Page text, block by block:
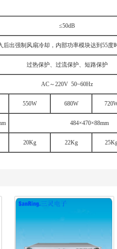
≤50dB
后出强制风扇冷却，内部功率模块达到 55度
过热保护、过流保护、短路保护
AC～220V 50~60Hz
550W 680W
484×470×88mm
20Kg 22Kg